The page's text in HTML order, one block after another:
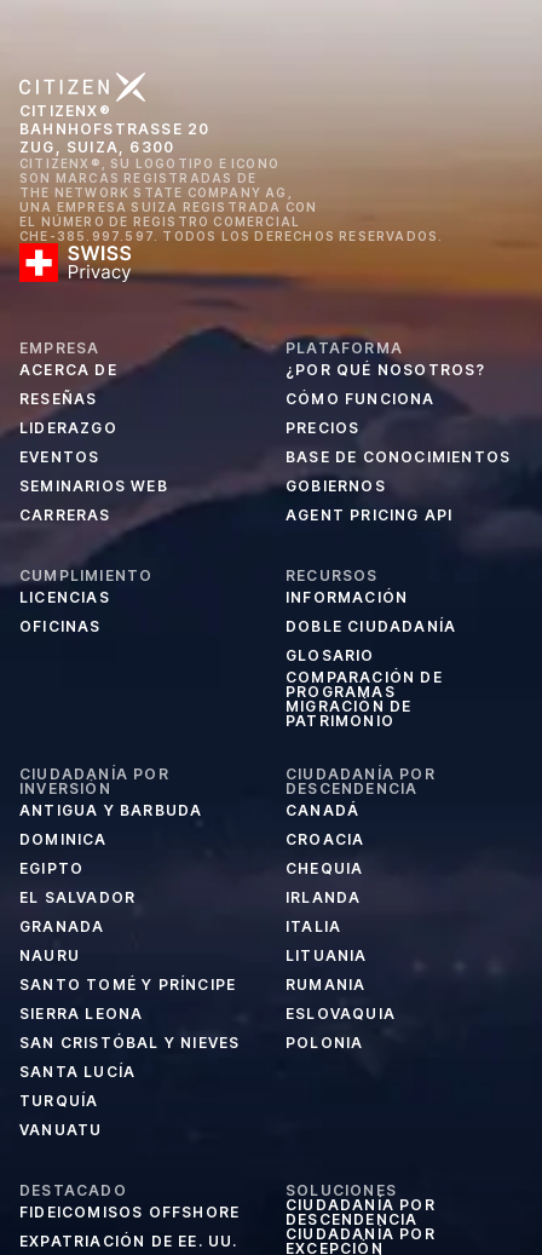
CITIZENX®
BAHNHOFSTRASSE 20
ZUG, SUIZA, 6300
CITIZENX®, SU LOGOTIPO E ICONO
SON MARCAS REGISTRADAS DE
THE NETWORK STATE COMPANY AG,
UNA EMPRESA SUIZA REGISTRADA CON
EL NÚMERO DE REGISTRO COMERCIAL
CHE-385.997.597. TODOS LOS DERECHOS RESERVADOS.
EMPRESA
ACERCA DE
RESEÑAS
LIDERAZGO
EVENTOS
SEMINARIOS WEB
CARRERAS
PLATAFORMA
¿POR QUÉ NOSOTROS?
CÓMO FUNCIONA
PRECIOS
BASE DE CONOCIMIENTOS
GOBIERNOS
AGENT PRICING API
CUMPLIMIENTO
LICENCIAS
OFICINAS
RECURSOS
INFORMACIÓN
DOBLE CIUDADANÍA
GLOSARIO
COMPARACIÓN DE
PROGRAMAS
MIGRACIÓN DE
PATRIMONIO
CIUDADANÍA POR
INVERSIÓN
ANTIGUA Y BARBUDA
DOMINICA
EGIPTO
EL SALVADOR
GRANADA
NAURU
SANTO TOMÉ Y PRÍNCIPE
SIERRA LEONA
SAN CRISTÓBAL Y NIEVES
SANTA LUCÍA
TURQUÍA
VANUATU
CIUDADANÍA POR
DESCENDENCIA
CANADÁ
CROACIA
CHEQUIA
IRLANDA
ITALIA
LITUANIA
RUMANIA
ESLOVAQUIA
POLONIA
DESTACADO
FIDEICOMISOS OFFSHORE
EXPATRIACIÓN DE EE. UU.
SOLUCIONES
CIUDADANÍA POR
DESCENDENCIA
CIUDADANÍA POR
EXCEPCIÓN